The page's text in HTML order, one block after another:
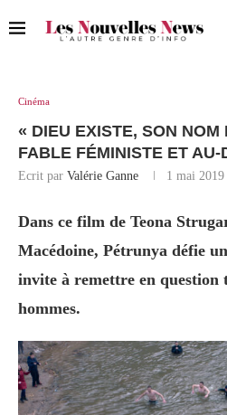
Cinéma
« DIEU EXISTE, SON NOM
FABLE FÉMINISTE ET AU-
Ecrit par Valérie Ganne 1 mai 2019
Dans ce film de Teona
Macédoine, Pétrunya défie
invite à remettre en question
hommes.